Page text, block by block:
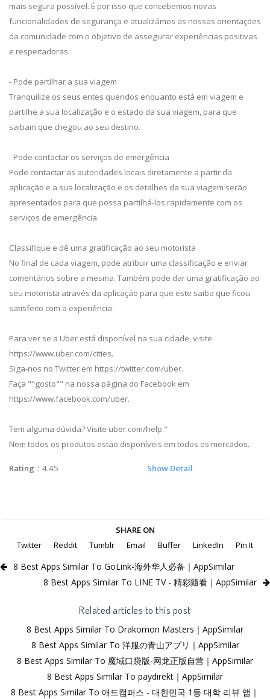
mais segura possível. É por isso que concebemos novas
funcionalidades de segurança e atualizámos as nossas orientações
da comunidade com o objetivo de assegurar experiências positivas
e respeitadoras.
- Pode partilhar a sua viagem
Tranquilize os seus entes queridos enquanto está em viagem e
partilhe a sua localização e o estado da sua viagem, para que
saibam que chegou ao seu destino.
- Pode contactar os serviços de emergência
Pode contactar as autoridades locais diretamente a partir da
aplicação e a sua localização e os detalhes da sua viagem serão
apresentados para que possa partilhá-los rapidamente com os
serviços de emergência.
Classifique e dê uma gratificação ao seu motorista
No final de cada viagem, pode atribuir uma classificação e enviar
comentários sobre a mesma. Também pode dar uma gratificação ao
seu motorista através da aplicação para que este saiba que ficou
satisfeito com a experiência.
Para ver se a Uber está disponível na sua cidade, visite
https://www.uber.com/cities.
Siga-nos no Twitter em https://twitter.com/uber.
Faça ""gosto"" na nossa página do Facebook em
https://www.facebook.com/uber.
Tem alguma dúvida? Visite uber.com/help."
Nem todos os produtos estão disponíveis em todos os mercados.
Rating ：4.45 Show Detail
SHARE ON
Twitter
Reddit Tumblr Email Buffer LinkedIn Pin It
8 Best Apps Similar To GoLink-海外华人必备｜AppSimilar
8 Best Apps Similar To LINE TV - 精彩隨看｜AppSimilar
Related articles to this post
8 Best Apps Similar To Drakomon Masters｜AppSimilar
8 Best Apps Similar To 洋服の青山アプリ｜AppSimilar
8 Best Apps Similar To 魔域口袋版-网龙正版自营｜AppSimilar
8 Best Apps Similar To paydirekt｜AppSimilar
8 Best Apps Similar To 애드캠퍼스 - 대한민국 1등 대학 리뷰 앱｜